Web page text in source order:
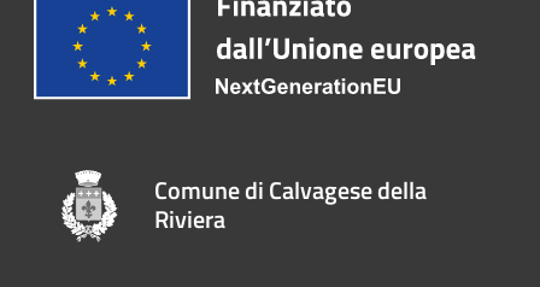
Comune di Calvagese della
Riviera